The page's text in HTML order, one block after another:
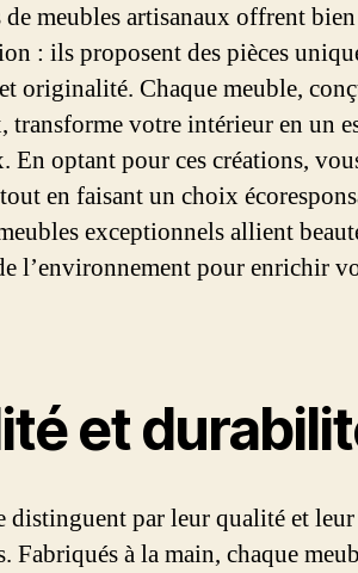
meubles artisanaux offrent
: ils proposent des pièces
originalité. Chaque meuble,
votre intérieur en un
En optant pour ces créations,
en faisant un choix
exceptionnels allient
l’environnement pour enrichir
et
distinguent par leur qualité et leur
à la main, chaque